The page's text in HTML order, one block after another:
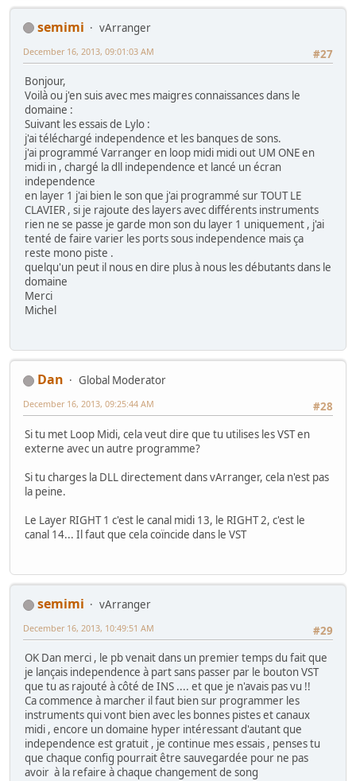
semimi
vArranger
#27
December 16, 2013, 09:01:03 AM
Bonjour,
Voilà ou j'en suis avec mes maigres connaissances dans le
domaine :
Suivant les essais de Lylo :
j'ai téléchargé independence et les banques de sons.
j'ai programmé Varranger en loop midi midi out UM ONE en
midi in , chargé la dll independence et lancé un écran
independence
en layer 1 j'ai bien le son que j'ai programmé sur TOUT LE
CLAVIER , si je rajoute des layers avec différents instruments
rien ne se passe je garde mon son du layer 1 uniquement , j'ai
tenté de faire varier les ports sous independence mais ça
reste mono piste .
quelqu'un peut il nous en dire plus à nous les débutants dans le
domaine
Merci
Michel
Dan
Global Moderator
#28
December 16, 2013, 09:25:44 AM
Si tu met Loop Midi, cela veut dire que tu utilises les VST en
externe avec un autre programme?
Si tu charges la DLL directement dans vArranger, cela n'est pas
la peine.
Le Layer RIGHT 1 c'est le canal midi 13, le RIGHT 2, c'est le
canal 14... Il faut que cela coïncide dans le VST
semimi
vArranger
#29
December 16, 2013, 10:49:51 AM
OK Dan merci , le pb venait dans un premier temps du fait que
je lançais independence à part sans passer par le bouton VST
que tu as rajouté à côté de INS .... et que je n'avais pas vu !!
Ca commence à marcher il faut bien sur programmer les
instruments qui vont bien avec les bonnes pistes et canaux
midi , encore un domaine hyper intéressant d'autant que
independence est gratuit , je continue mes essais , penses tu
que chaque config pourrait être sauvegardée pour ne pas
avoir à la refaire à chaque changement de song